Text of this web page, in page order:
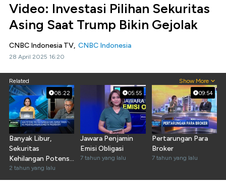
Video: Investasi Pilihan Sekuritas
Asing Saat Trump Bikin Gejolak
CNBC Indonesia TV, CNBC Indonesia
28 April 2025 16:20
Related Show More
08:22
Banyak Libur,
Sekuritas
Kehilangan Potensi
Pendapatan Rp 11 M
per Hari
2 tahun yang lalu
05:55
Jawara Penjamin
Emisi Obligasi
7 tahun yang lalu
09:54
Pertarungan Para
Broker
7 tahun yang lalu